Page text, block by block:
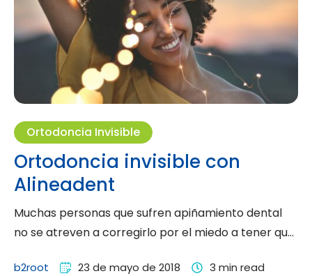
Ortodoncia Invisible
Ortodoncia invisible con
Alineadent
Muchas personas que sufren apiñamiento dental
no se atreven a corregirlo por el miedo a tener que
b2root 23 de mayo de 2018 3 min read